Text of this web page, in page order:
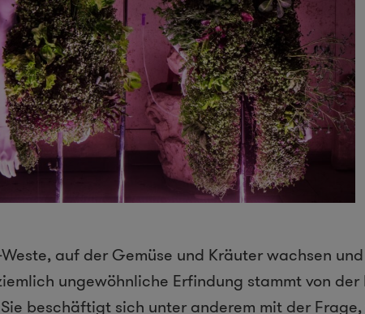
auf der Gemüse und Kräuter wachsen
ungewöhnliche Erfindung stammt von der
beschäftigt sich unter anderem mit der